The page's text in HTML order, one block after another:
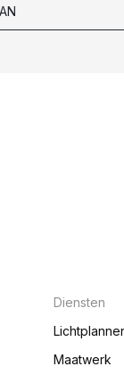
Diensten
Maatwerk